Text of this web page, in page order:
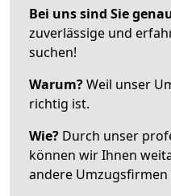
Bei uns sind Sie
zuverlässige und
suchen!
Warum?Weil unser
richtig ist.
Wie? Durch unser
können wir Ihnen
andere